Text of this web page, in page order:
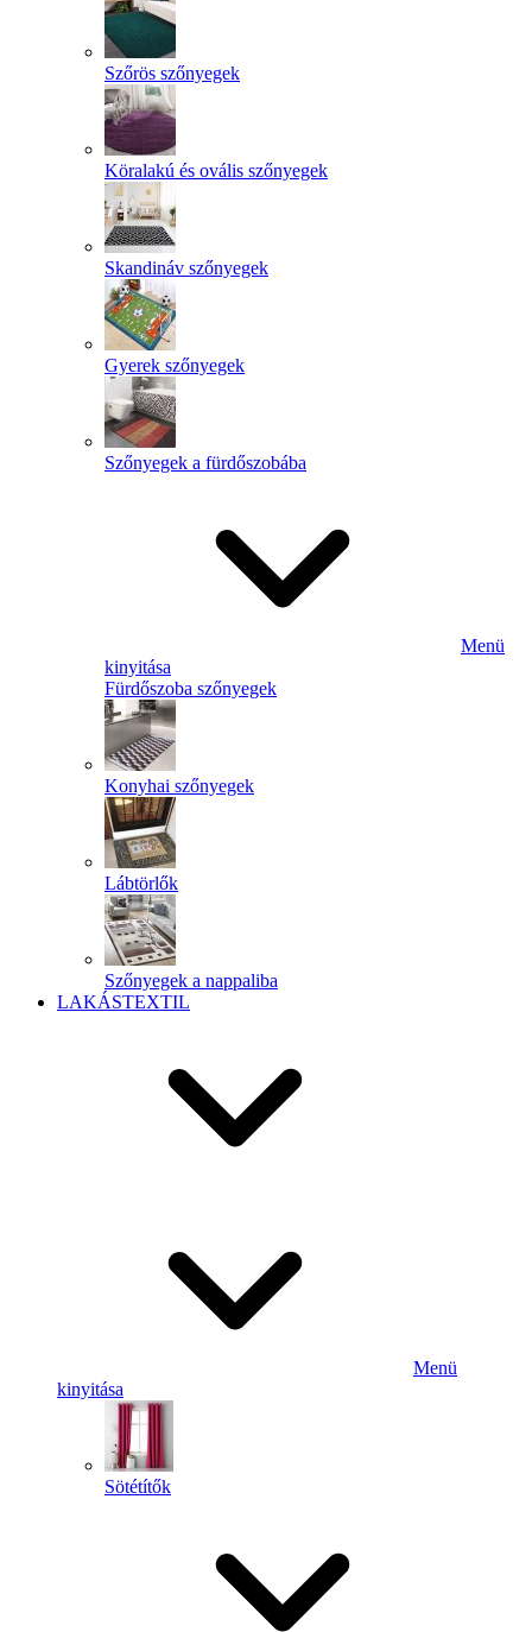
Szőrös szőnyegek
Köralakú és ovális szőnyegek
Skandináv szőnyegek
Gyerek szőnyegek
Szőnyegek a fürdőszobába
Menü
kinyitása
Fürdőszoba szőnyegek
Konyhai szőnyegek
Lábtörlők
Szőnyegek a nappaliba
LAKÁSTEXTIL
Menü
kinyitása
Sötétítők